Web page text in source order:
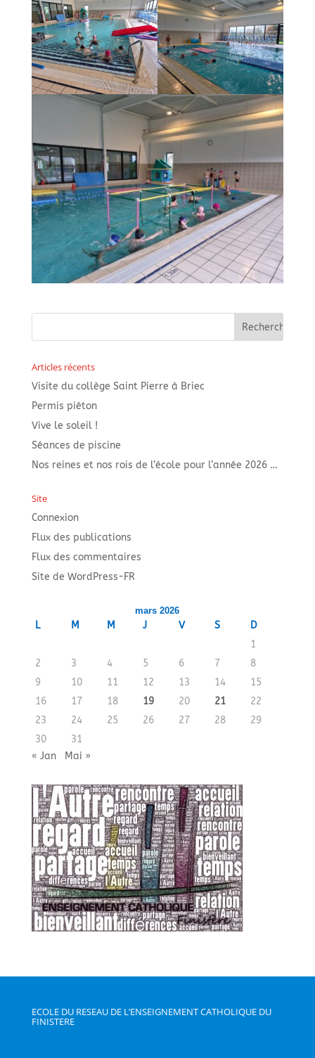
Articles récents
Visite du collège Saint Pierre à Briec
Permis piéton
Vive le soleil !
Séances de piscine
Nos reines et nos rois de l’école pour l’année 2026 …
Site
Connexion
Flux des publications
Flux des commentaires
Site de WordPress-FR
mars 2026
L M M J V S
D
1
2
3 4 5 6 7
8
9
10 11 12 13 14
15
16
17 18 19 20 21
22
23
24 25 26 27 28
29
30
31
« Jan
Mai »
ECOLE DU RESEAU DE L’ENSEIGNEMENT CATHOLIQUE DU
FINISTERE